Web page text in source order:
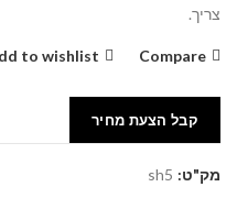
צריך.
Compare
to wishlist
קבל הצעת מחיר
מק"ט: sh5